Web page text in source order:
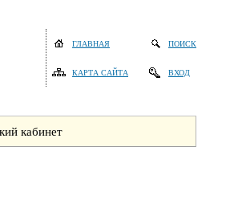
ГЛАВНАЯ
КАРТА САЙТА
ПОИСК
ВХОД
кабинет